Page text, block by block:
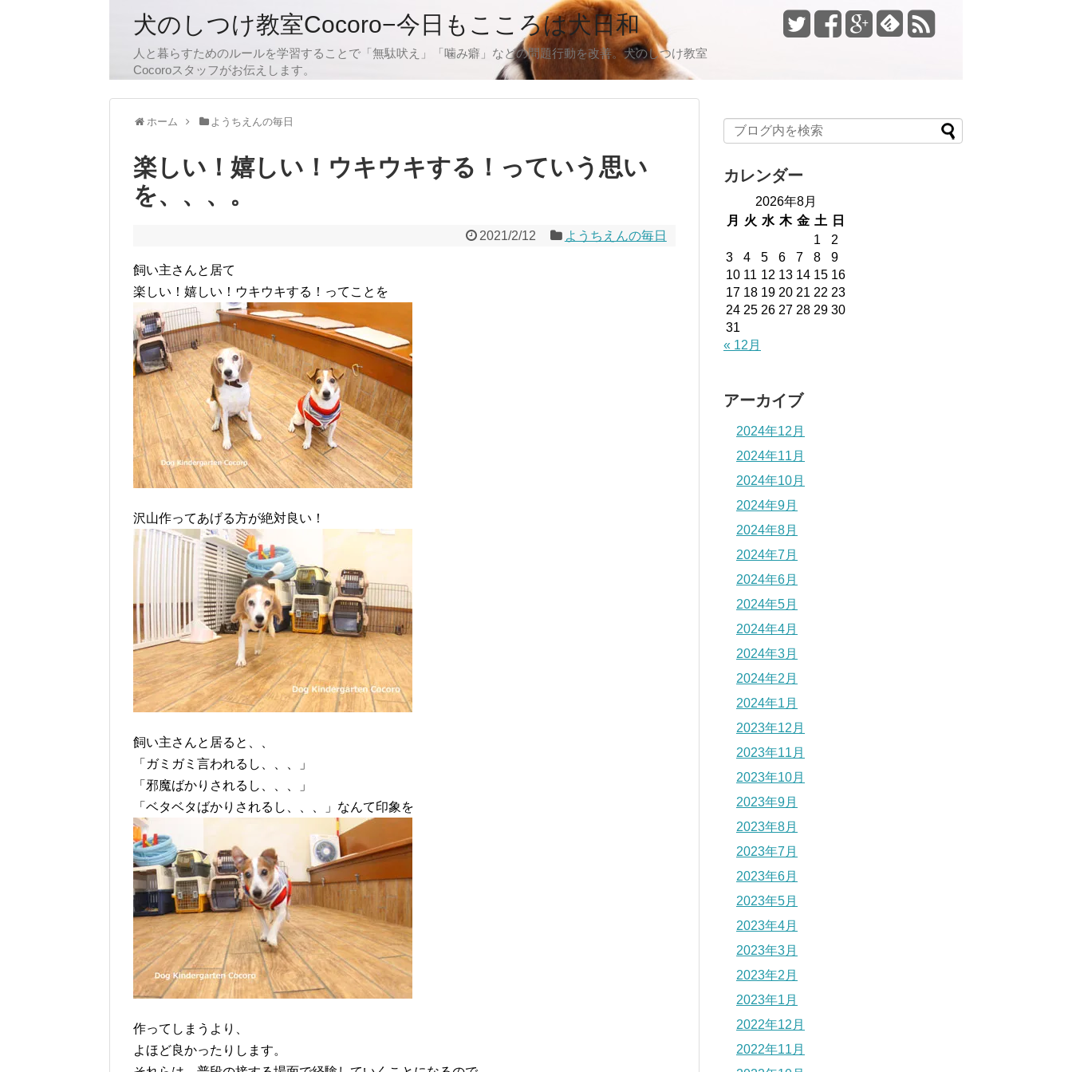
犬のしつけ教室Cocoro−今日もこころは犬日和
人と暮らすためのルールを学習することで「無駄吠え」「噛み癖」などの問題行動を改善。犬のしつけ教室
Cocoroスタッフがお伝えします。
ホーム ようちえんの毎日
楽しい！嬉しい！ウキウキする！っていう思い
を、、、。
2021/2/12 ようちえんの毎日
飼い主さんと居て
楽しい！嬉しい！ウキウキする！ってことを
沢山作ってあげる方が絶対良い！
飼い主さんと居ると、、
「ガミガミ言われるし、、、」
「邪魔ばかりされるし、、、」
「ベタベタばかりされるし、、、」なんて印象を
作ってしまうより、
よほど良かったりします。
カレンダー
2026年8月
月
火 水 木 金 土
日
1
2
3
4 5 6 7 8
9
10 11 12 13 14 15 16
17 18 19 20 21 22 23
24 25 26 27 28 29 30
31
« 12月
アーカイブ
2024年12月
2024年11月
2024年10月
2024年9月
2024年8月
2024年7月
2024年6月
2024年5月
2024年4月
2024年3月
2024年2月
2024年1月
2023年12月
2023年11月
2023年10月
2023年9月
2023年8月
2023年7月
2023年6月
2023年5月
2023年4月
2023年3月
2023年2月
2023年1月
2022年12月
2022年11月